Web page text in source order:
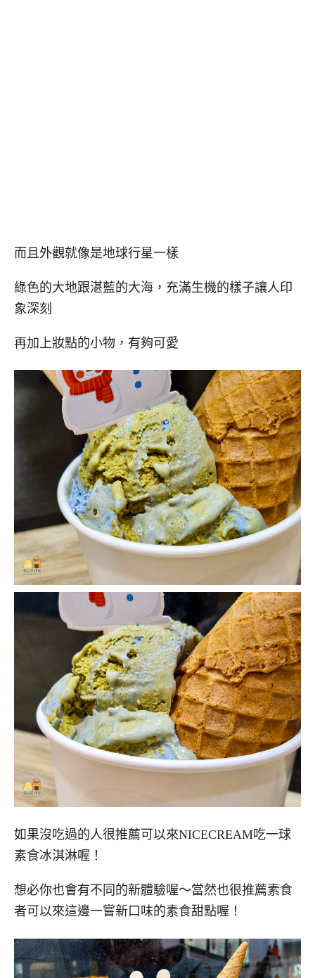
而且外觀就像是地球行星一樣
綠色的大地跟湛藍的大海，充滿生機的樣子讓人印
象深刻
再加上妝點的小物，有夠可愛
如果沒吃過的人很推薦可以來NICECREAM吃一球
素食冰淇淋喔！
想必你也會有不同的新體驗喔～當然也很推薦素食
者可以來這邊一嘗新口味的素食甜點喔！